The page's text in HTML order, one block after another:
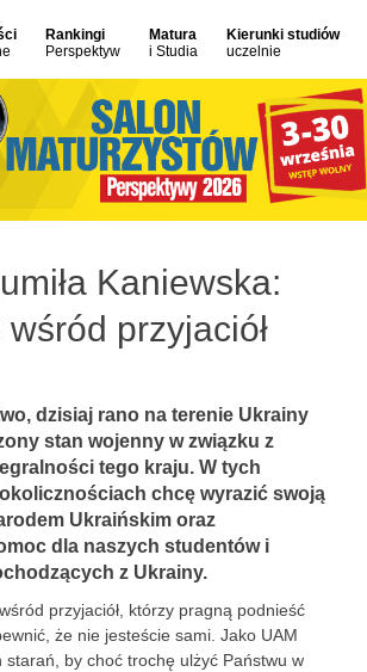
Rankingi
Perspektyw
Matura
i Studia
Kierunki studiów
uczelnie
Kaniewska:
przyjaciół
dzisiaj rano na terenie Ukrainy
stan wojenny w związku z
tego kraju. W tych
chcę wyrazić swoją
Ukraińskim oraz
dla naszych studentów i
z Ukrainy.
przyjaciół, którzy pragną podnieść
że nie jesteście sami. Jako UAM
starań, by choć trochę ulżyć Państwu w